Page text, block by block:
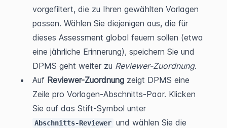
vorgefiltert, die zu Ihren gewählten Vorlagen
passen. Wählen Sie diejenigen aus, die für
dieses Assessment global feuern sollen (etwa
eine jährliche Erinnerung), speichern Sie und
DPMS geht weiter zu Reviewer-Zuordnung.
Auf Reviewer-Zuordnung zeigt DPMS eine
Zeile pro Vorlagen-Abschnitts-Paar. Klicken
Abschnitts-Reviewer und wählen Sie die